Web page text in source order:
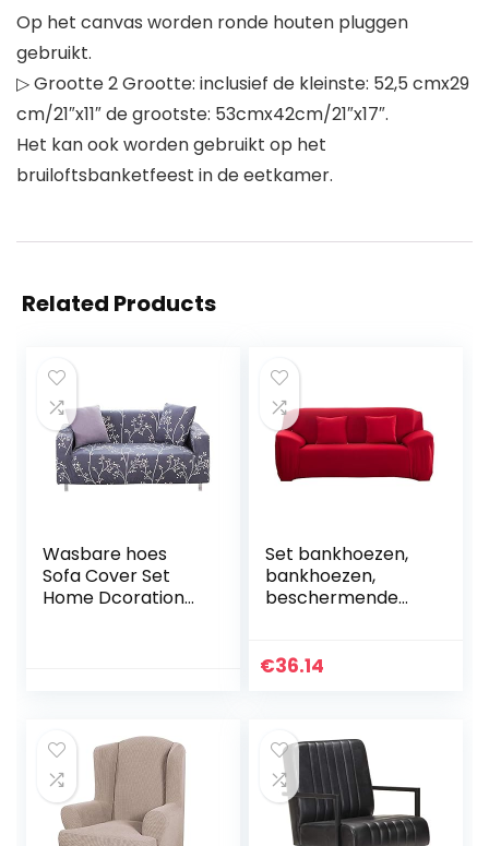
Op het canvas worden ronde houten pluggen
gebruikt.
▷ Grootte 2 Grootte: inclusief de kleinste: 52,5 cmx29
cm/21″x11″ de grootste: 53cmx42cm/21″x17″.
Het kan ook worden gebruikt op het
bruiloftsbanketfeest in de eetkamer.
Related Products
Wasbare hoes
Sofa Cover Set
Home Dcoration
Set bankhoezen,
bankhoezen,
beschermende
Waterdichte
€36.14